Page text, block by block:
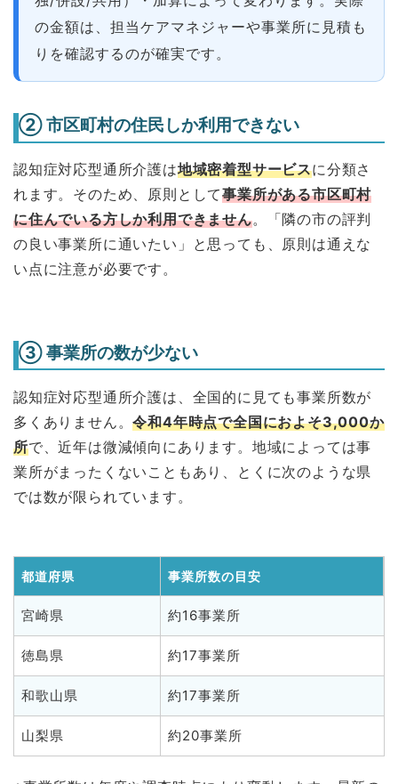
の金額は、担当ケアマネジャーや事業所に見積も
りを確認するのが確実です。
② 市区町村の住民しか利用できない
認知症対応型通所介護は地域密着型サービスに分類さ
れます。そのため、原則として事業所がある市区町村
に住んでいる方しか利用できません。「隣の市の評判
の良い事業所に通いたい」と思っても、原則は通えな
い点に注意が必要です。
③ 事業所の数が少ない
認知症対応型通所介護は、全国的に見ても事業所数が
多くありません。令和4年時点で全国におよそ3,000か
所で、近年は微減傾向にあります。地域によっては事
業所がまったくないこともあり、とくに次のような県
では数が限られています。
都道府県 事業所数の目安
宮崎県 約16事業所
徳島県 約17事業所
和歌山県 約17事業所
山梨県 約20事業所